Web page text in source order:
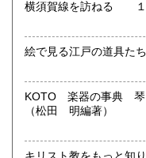
KOTO 楽器の事典
（松田 明編著）